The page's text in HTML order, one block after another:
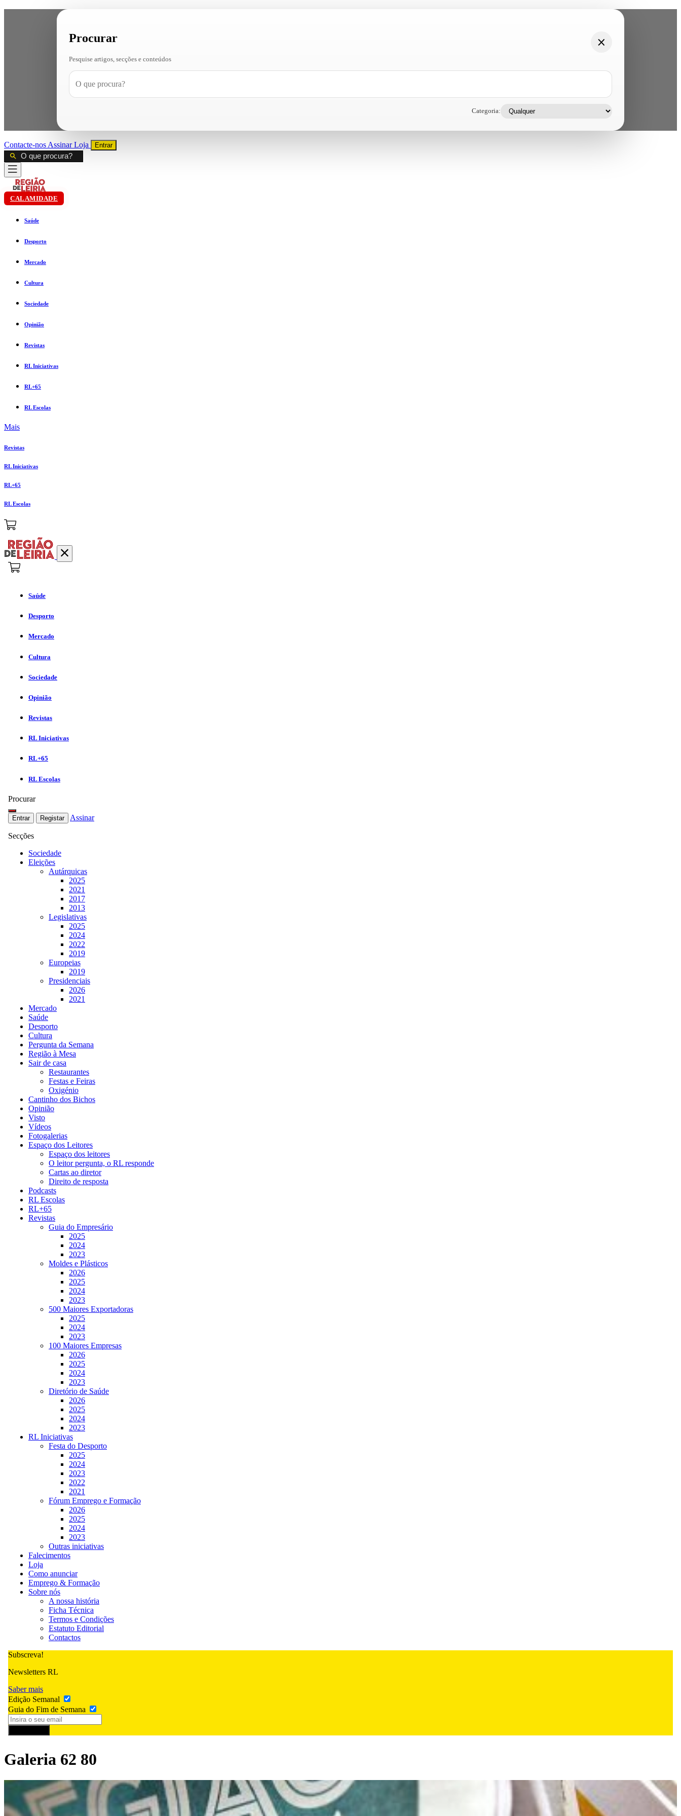
Procurar
Pesquise artigos, secções e conteúdos
Categoria:
Contacte-nos AssinarLoja Entrar
CALAMIDADE
Saúde
Desporto
Mercado
Cultura
Sociedade
Opinião
Revistas
RL Iniciativas
RL+65
RL Escolas
Mais
Revistas
RL Iniciativas
RL+65
RL Escolas
Saúde
Desporto
Mercado
Cultura
Sociedade
Opinião
Revistas
RL Iniciativas
RL+65
RL Escolas
Procurar
Entrar Registar Assinar
Secções
Sociedade
Eleições
Autárquicas
2025
2021
2017
2013
Legislativas
2025
2024
2022
2019
Europeias
2019
Presidenciais
2026
2021
Mercado
Saúde
Desporto
Cultura
Pergunta da Semana
Região à Mesa
Sair de casa
Restaurantes
Festas e Feiras
Oxigénio
Cantinho dos Bichos
Opinião
Visto
Vídeos
Fotogalerias
Espaço dos Leitores
Espaço dos leitores
O leitor pergunta, o RL responde
Cartas ao diretor
Direito de resposta
Podcasts
RL Escolas
RL+65
Revistas
Guia do Empresário
2025
2024
2023
Moldes e Plásticos
2026
2025
2024
2023
500 Maiores Exportadoras
2025
2024
2023
100 Maiores Empresas
2026
2025
2024
2023
Diretório de Saúde
2026
2025
2024
2023
RL Iniciativas
Festa do Desporto
2025
2024
2023
2022
2021
Fórum Emprego e Formação
2026
2025
2024
2023
Outras iniciativas
Falecimentos
Loja
Como anunciar
Emprego & Formação
Sobre nós
A nossa história
Ficha Técnica
Termos e Condições
Estatuto Editorial
Contactos
Subscreva!
Newsletters RL
Saber mais
Edição Semanal
Guia do Fim de Semana
Galeria 62 80